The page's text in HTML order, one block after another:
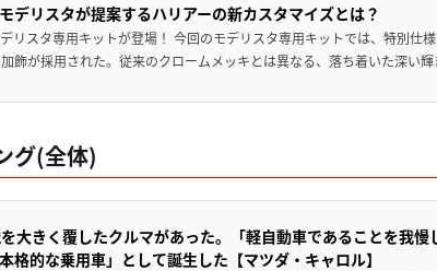
デリスタが提案するハリアーの新カスタマイズとは？
リスタ専用キットが登場！ 今回のモデリスタ専用キットでは、特別仕
飾が採用された。従来のクロームメッキとは異なる、落ち着いた深い
グ(全体)
大きく覆したクルマがあった。「軽自動車であることを我慢
格的な乗用車」として誕生した【マツダ・キャロル】